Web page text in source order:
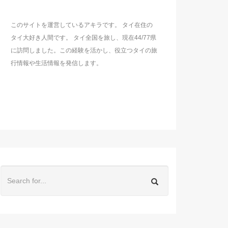
このサイトを運営しているアキラです。 タイ在住の
タイ大好き人間です。 タイ全国を旅し、現在44/77県
に訪問しました。この経験を活かし、役立つタイの旅
行情報や生活情報を発信します。